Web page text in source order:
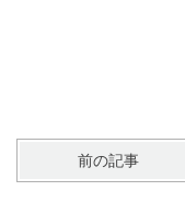
篠
前の記事